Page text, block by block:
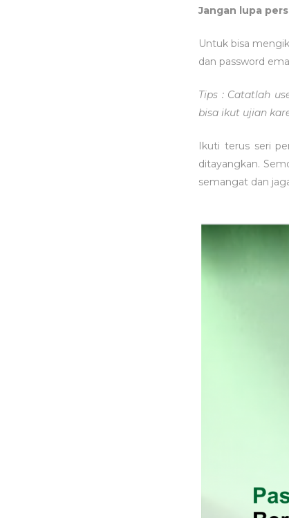
Jangan lupa
Untuk bisa
dan password
Tips : Catatlah
bisa ikut ujian
Ikuti terus seri
ditayangkan.
semangat dan